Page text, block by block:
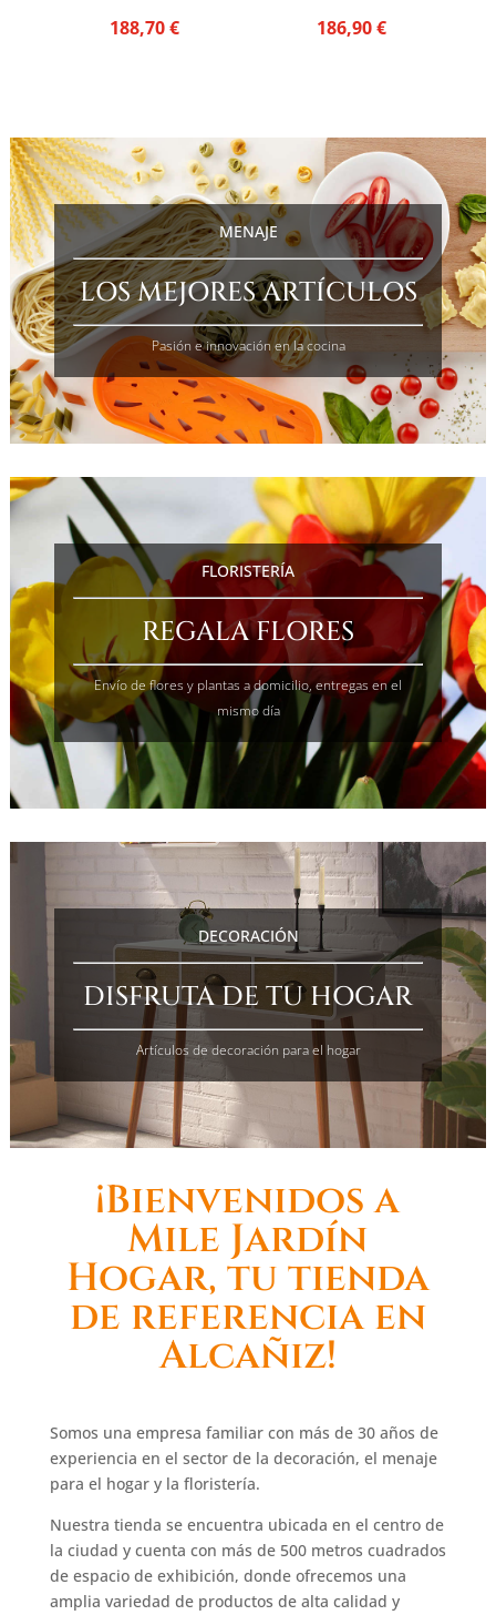
188,70€ 186,90€
MENAJE
LOS MEJORES ARTÍCULOS
Pasión e innovación en la cocina
FLORISTERÍA
REGALA FLORES
Envío de flores y plantas a domicilio, entregas en el
mismo día
DECORACIÓN
DISFRUTA DE TU HOGAR
Artículos de decoración para el hogar
¡Bienvenidos a
Mile Jardín
Hogar, tu tienda
de referencia en
Alcañiz!
Somos una empresa familiar con más de 30 años de
experiencia en el sector de la decoración, el menaje
para el hogar y la floristería.
Nuestra tienda se encuentra ubicada en el centro de
la ciudad y cuenta con más de 500 metros cuadrados
de espacio de exhibición, donde ofrecemos una
amplia variedad de productos de alta calidad y